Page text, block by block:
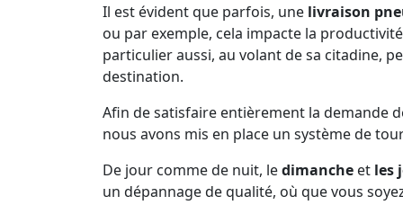
Il est évident que parfois, une livraison
ou par exemple, cela impacte la
particulier aussi, au volant de sa citadine,
destination.
Afin de satisfaire entièrement la demande
nous avons mis en place un système de
De jour comme de nuit, ledimanche et les
un dépannage de qualité, où que vous